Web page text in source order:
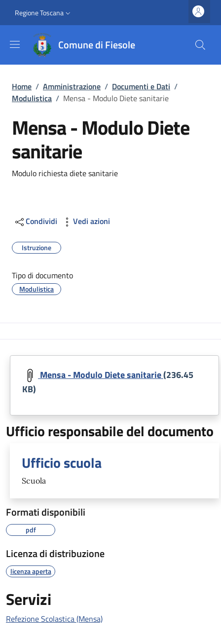
Slim top
Regione Toscana
Comune di Fiesole
Briciole di pane
Home / Amministrazione / Documenti e Dati /
Modulistica / Mensa - Modulo Diete sanitarie
Mensa - Modulo Diete
sanitarie
Dettagli
Modulo richiesta diete sanitarie
Condividi Vedi azioni
Istruzione
Tipo di documento
Modulistica
Mensa - Modulo Diete sanitarie(236.45
KB)
Ufficio responsabile del documento
Ufficio scuola
Scuola
Formati disponibili
pdf
Licenza di distribuzione
licenza aperta
Servizi
Refezione Scolastica (Mensa)